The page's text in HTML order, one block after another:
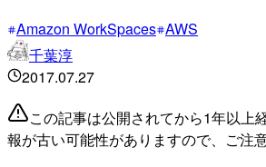
Amazon WorkSpaces AWS
千葉淳
2017.07.27
この記事は公開されてから1年以上
報が古い可能性がありますので、ご注意